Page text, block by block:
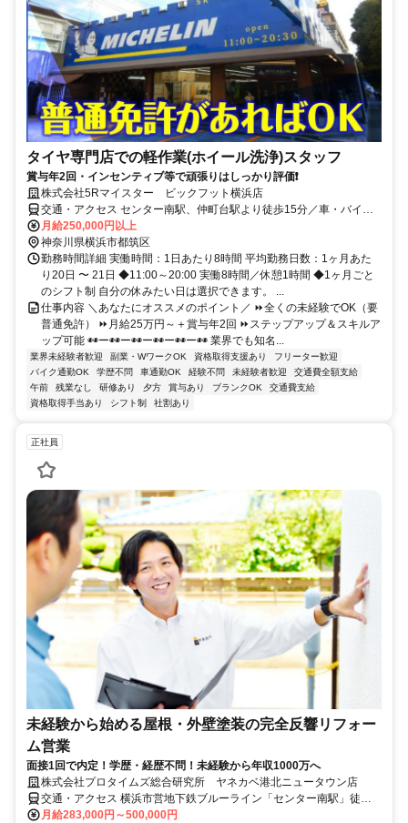
タイヤ専門店での軽作業(ホイール洗浄)スタッフ
賞与年2回・インセンティブ等で頑張りはしっかり評価❗
株式会社5Rマイスター ビックフット横浜店
交通・アクセス センター南駅、仲町台駅より徒歩15分／車・バイク
通勤OK
月給250,000円以上
神奈川県横浜市都筑区
勤務時間詳細 実働時間：1日あたり8時間 平均勤務日数：1ヶ月あた
り20日 〜 21日 ◆11:00～20:00 実働8時間／休憩1時間 ◆1ヶ月ごと
のシフト制 自分の休みたい日は選択できます。 ...
仕事内容 ＼あなたにオススメのポイント／ ⏩全くの未経験でOK（要
普通免許） ⏩月給25万円～＋賞与年2回 ⏩ステップアップ＆スキルア
ップ可能 ◉◉ー◉◉ー◉◉ー◉◉ー◉◉ー◉◉ 業界でも知名...
業界未経験者歓迎 副業・WワークOK 資格取得支援あり
フリーター歓迎
バイク通勤OK
学歴不問 車通勤OK 経験不問 未経験者歓迎
交通費全額支給
午前
残業なし 研修あり 夕方 賞与あり ブランクOK
交通費支給
資格取得手当あり
シフト制 社割あり
正社員
未経験から始める屋根・外壁塗装の完全反響リフォー
ム営業
面接1回で内定！学歴・経歴不問！未経験から年収1000万へ
株式会社プロタイムズ総合研究所 ヤネカベ港北ニュータウン店
交通・アクセス 横浜市営地下鉄ブルーライン「センター南駅」徒歩6
分
月給283,000円～500,000円